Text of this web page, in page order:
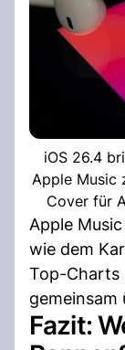
iOS 26.4
Apple Music
Cover für
Apple
wie dem
Top-Charts
gemeinsam
Fazit: